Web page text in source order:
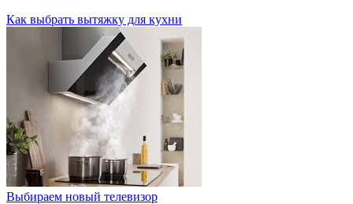
Как выбрать вытяжку для кухни
Выбираем новый телевизор